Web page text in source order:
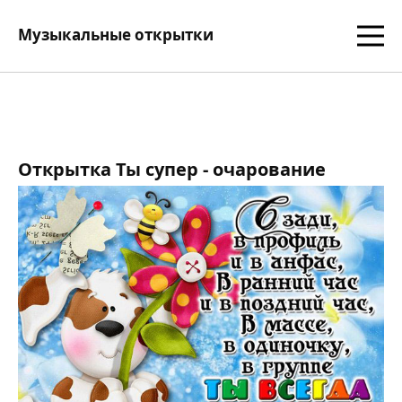
Музыкальные открытки
Открытка Ты супер - очарование